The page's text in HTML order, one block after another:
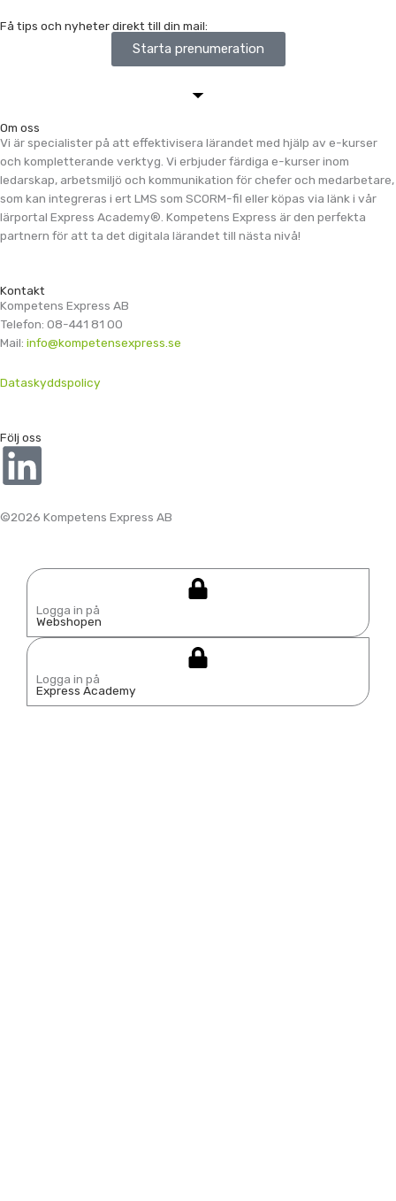
Få tips och nyheter direkt till din mail:
Starta prenumeration
Om oss
Vi är specialister på att effektivisera lärandet med hjälp av e-kurser
och kompletterande verktyg. Vi erbjuder färdiga e-kurser inom
ledarskap, arbetsmiljö och kommunikation för chefer och medarbetare,
som kan integreras i ert LMS som SCORM-fil eller köpas via länk i vår
lärportal Express Academy®. Kompetens Express är den perfekta
partnern för att ta det digitala lärandet till nästa nivå!
Kontakt
Kompetens Express AB
Telefon: 08-441 81 00
Mail: info@kompetensexpress.se
Dataskyddspolicy
Följ oss
L
i
k
e
d
©2026 Kompetens Express AB
Logga in på
Webshopen
Logga in på
Express Academy